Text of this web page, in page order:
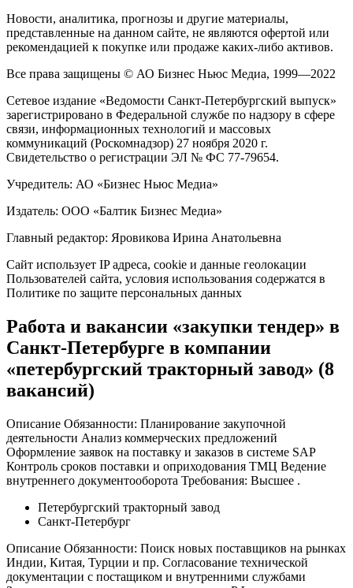
Новости, аналитика, прогнозы и другие материалы,
представленные на данном сайте, не являются офертой или
рекомендацией к покупке или продаже каких-либо активов.
Все права защищены © АО Бизнес Ньюс Медиа, 1999—2022
Сетевое издание «Ведомости Санкт-Петербургский выпуск»
зарегистрировано в Федеральной службе по надзору в сфере
связи, информационных технологий и массовых
коммуникаций (Роскомнадзор) 27 ноября 2020 г.
Свидетельство о регистрации ЭЛ № ФС 77-79654.
Учредитель: АО «Бизнес Ньюс Медиа»
Издатель: ООО «Балтик Бизнес Медиа»
Главный редактор: Яровикова Ирина Анатольевна
Сайт использует IP адреса, cookie и данные геолокации
Пользователей сайта, условия использования содержатся в
Политике по защите персональных данных
Работа и вакансии «закупки тендер» в
Санкт-Петербурге в компании
«петербургский тракторный завод» (8
вакансий)
Описание Обязанности: Планирование закупочной
деятельности Анализ коммерческих предложений
Оформление заявок на поставку и заказов в системе SAP
Контроль сроков поставки и оприходования ТМЦ Ведение
внутреннего документооборота Требования: Высшее .
Петербургский тракторный завод
Санкт-Петербург
Описание Обязанности: Поиск новых поставщиков на рынках
Индии, Китая, Турции и пр. Согласование технической
документации с постащиком и внутренними службами